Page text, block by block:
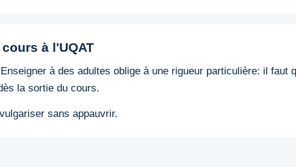
à l'UQAT
à des adultes oblige à une rigueur particulière: il faut
la sortie du cours.
sans appauvrir.